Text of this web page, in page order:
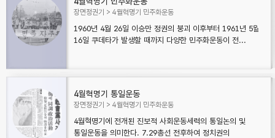
장면정권기 4월혁명기 민주화운동
1960년 4월 26일 이승만 정권의 붕괴 이후부터 1961년 5월
16일 쿠데타가 발생할 때까지 다양한 민주화운동이 전...
4월혁명기 통일운동
장면정권기 4월혁명기 민주화운동
4월혁명기에 전개된 진보적 사회운동세력의 통일논의 및
통일운동을 의미한다. 7.29총선 전후하여 정치권의